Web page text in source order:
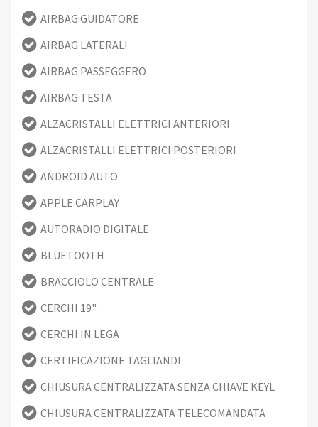
AIRBAG GUIDATORE
AIRBAG LATERALI
AIRBAG PASSEGGERO
AIRBAG TESTA
ALZACRISTALLI ELETTRICI ANTERIORI
ALZACRISTALLI ELETTRICI POSTERIORI
ANDROID AUTO
APPLE CARPLAY
AUTORADIO DIGITALE
BLUETOOTH
BRACCIOLO CENTRALE
CERCHI 19"
CERCHI IN LEGA
CERTIFICAZIONE TAGLIANDI
CHIUSURA CENTRALIZZATA SENZA CHIAVE KEYL
CHIUSURA CENTRALIZZATA TELECOMANDATA